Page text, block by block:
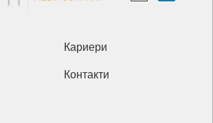
Кариери
Контакти